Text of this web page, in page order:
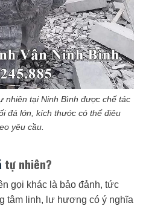
nhiên tại Ninh Bình được chế tác
đá lớn, kích thước có thể điêu
yêu cầu.
tự nhiên?
gọi khác là bảo đảnh, tức
tâm linh, lư hương có ý nghĩa